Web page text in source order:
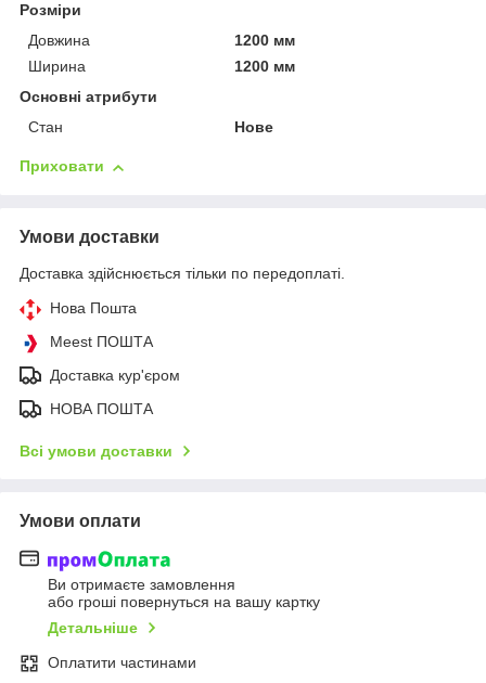
Розміри
Довжина
1200 мм
Ширина
1200 мм
Основні атрибути
Стан
Нове
Приховати
Умови доставки
Доставка здійснюється тільки по передоплаті.
Нова Пошта
Meest ПОШТА
Доставка кур'єром
НОВА ПОШТА
Всі умови доставки
Умови оплати
Ви отримаєте замовлення
або гроші повернуться на вашу картку
Детальніше
Оплатити частинами